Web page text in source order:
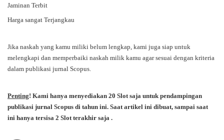
Jaminan Terbit
Harga sangat Terjangkau
Jika naskah yang kamu miliki belum lengkap, kami juga siap untuk
melengkapi dan memperbaiki naskah milik kamu agar sesuai dengan kriteria
dalam publikasi jurnal Scopus.
Penting! Kami hanya menyediakan 20 Slot saja untuk pendampingan
publikasi jurnal Scopus di tahun ini. Saat artikel ini dibuat, sampai saat
ini hanya tersisa 2 Slot terakhir saja .